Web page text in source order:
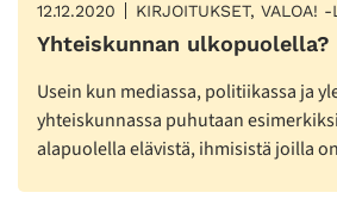
12.12.2020 KIRJOITUKSET, VALOA! -
Yhteiskunnan ulkopuolella?
Usein kun mediassa, politiikassa ja
yhteiskunnassa puhutaan
alapuolella elävistä, ihmisistä joilla